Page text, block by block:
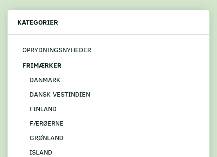
KATEGORIER
OPRYDNINGSNYHEDER
FRIMÆRKER
DANMARK
DANSK VESTINDIEN
FINLAND
FÆRØERNE
GRØNLAND
ISLAND